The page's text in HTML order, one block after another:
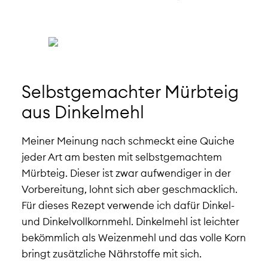
Selbstgemachter Mürbteig
aus Dinkelmehl
Meiner Meinung nach schmeckt eine Quiche
jeder Art am besten mit selbstgemachtem
Mürbteig. Dieser ist zwar aufwendiger in der
Vorbereitung, lohnt sich aber geschmacklich.
Für dieses Rezept verwende ich dafür Dinkel-
und Dinkelvollkornmehl. Dinkelmehl ist leichter
bekömmlich als Weizenmehl und das volle Korn
bringt zusätzliche Nährstoffe mit sich.